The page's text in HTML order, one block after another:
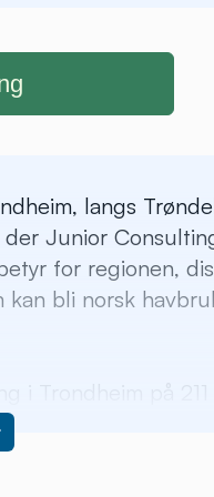
langs
Junior
for regionen,
bli norsk
videre og
viktigste